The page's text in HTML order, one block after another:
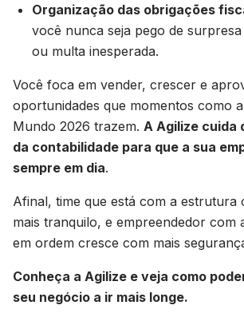
Organização das obrigações
você nunca seja pego de
ou multa inesperada.
Você foca em vender, crescer e
oportunidades que momentos como
Mundo 2026 trazem. A Agilize cuida
da contabilidade para que a sua
sempre em dia.
Afinal, time que está com a estrutura
mais tranquilo, e empreendedor com
em ordem cresce com mais
Conheça a Agilize e veja como
seu negócio a ir mais longe.